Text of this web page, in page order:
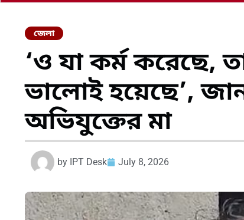
জেলা
‘ও যা কর্ম করেছে,
ভালোই হয়েছে’,
অভিযুক্তের মা
by IPT Desk July 8, 2026
HTML / JS Code